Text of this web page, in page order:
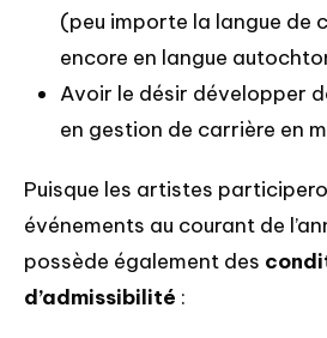
(peu importe la langue de
encore en langue
Avoir le désir développer
en gestion de carrière en
Puisque les artistes
événements au courant de
possède également des
d’admissibilité :